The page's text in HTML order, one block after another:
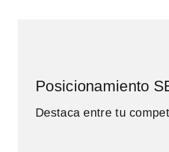
Posicionamiento
Destaca entre tu